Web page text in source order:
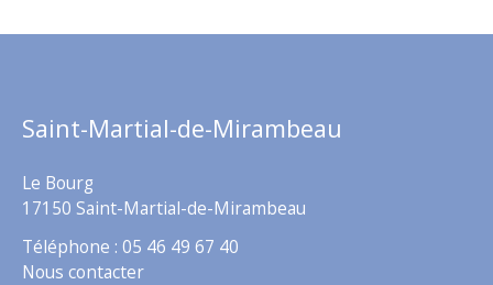
Saint-Martial-de-Mirambeau
Le Bourg
17150 Saint-Martial-de-Mirambeau
Téléphone : 05 46 49 67 40
Nous contacter